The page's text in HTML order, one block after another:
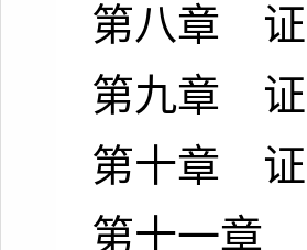
第八章 证
第九章 证
第十章 证
第十一章